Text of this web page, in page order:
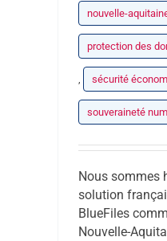
nouvelle-
protection des
, sécurité
souveraineté
Nous sommes
solution
BlueFiles
Nouvelle-